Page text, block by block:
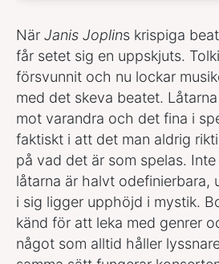
När Janis Joplins krispiga
får setet sig en uppskjuts.
försvunnit och nu lockar
med det skeva beatet.
mot varandra och det fina i
faktiskt i att det man aldrig
på vad det är som spelas.
låtarna är halvt odefinierbara,
i sig ligger upphöjd i mystik.
känd för att leka med genrer
något som alltid håller